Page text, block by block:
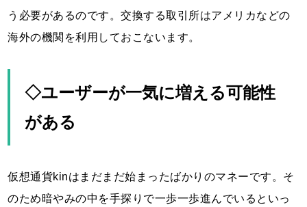
う必要があるのです。交換する取引所はアメリカなどの
海外の機関を利用しておこないます。
◇ユーザーが一気に増える可能性
がある
仮想通貨kinはまだまだ始まったばかりのマネーです。そ
のため暗やみの中を手探りで一歩一歩進んでいるといっ